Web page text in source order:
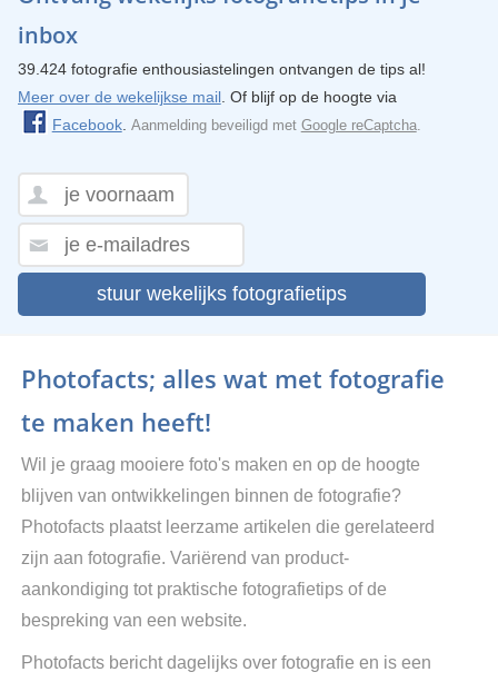
inbox
39.424 fotografie enthousiastelingen ontvangen de tips al!
Meer over de wekelijkse mail. Of blijf op de hoogte via
Facebook. Aanmelding beveiligd met Google reCaptcha.
stuur wekelijks fotografietips
Photofacts; alles wat met fotografie
te maken heeft!
Wil je graag mooiere foto's maken en op de hoogte
blijven van ontwikkelingen binnen de fotografie?
Photofacts plaatst leerzame artikelen die gerelateerd
zijn aan fotografie. Variërend van product-
aankondiging tot praktische fotografietips of de
bespreking van een website.
Photofacts bericht dagelijks over fotografie en is een